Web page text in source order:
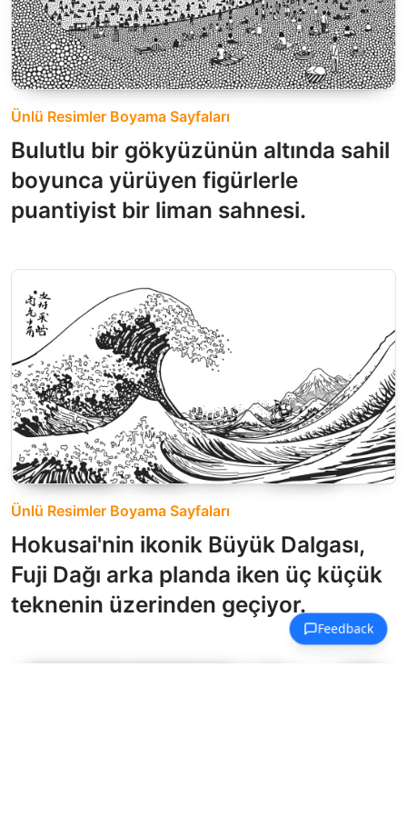
Ünlü Resimler Boyama Sayfaları
Bulutlu bir gökyüzünün altında sahil
boyunca yürüyen figürlerle
puantiyist bir liman sahnesi.
Ünlü Resimler Boyama Sayfaları
Hokusai'nin ikonik Büyük Dalgası,
Fuji Dağı arka planda iken üç küçük
teknenin üzerinden geçiyor.